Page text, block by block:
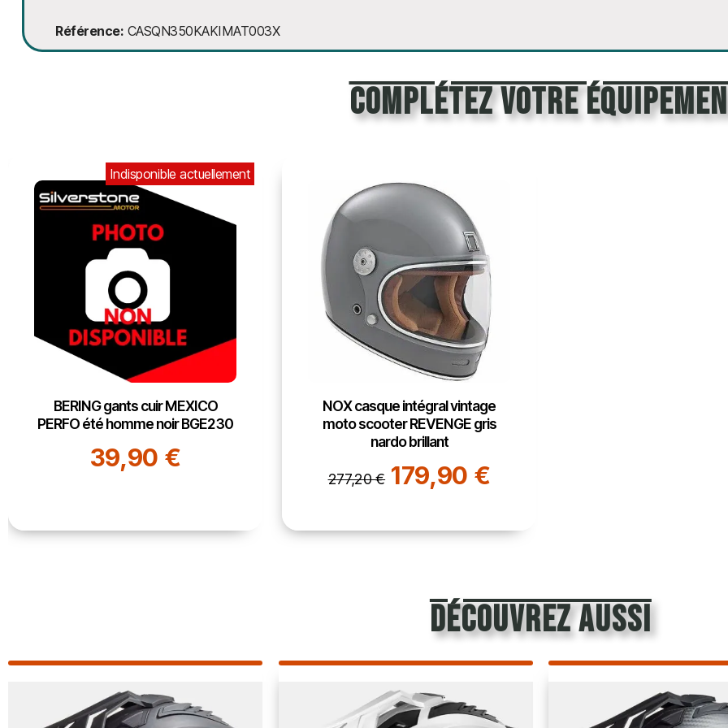
Référence CASQN350KAKIMAT003X
Complétez votre
Indisponible actuellement
BERING gants cuir MEXICO
PERFO été homme noir BGE230
39,90 €
NOX casque intégral vintage
moto scooter REVENGE gris
nardo brillant
277,20 € 179,90 €
découvrez aussi